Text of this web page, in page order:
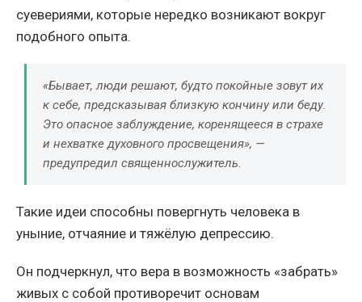
суевериями, которые нередко возникают вокруг
подобного опыта.
«Бывает, люди решают, будто покойные зовут их
к себе, предсказывая близкую кончину или беду.
Это опасное заблуждение, коренящееся в страхе
и нехватке духовного просвещения», —
предупредил священнослужитель.
Такие идеи способны повергнуть человека в
уныние, отчаяние и тяжёлую депрессию.
Он подчеркнул, что вера в возможность «забрать»
живых с собой противоречит основам